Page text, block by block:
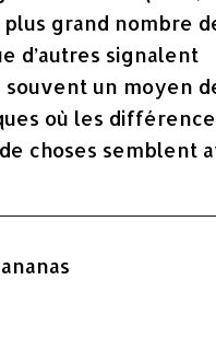
grand nombre
d’autres signalent
un moyen
où les
choses semblent